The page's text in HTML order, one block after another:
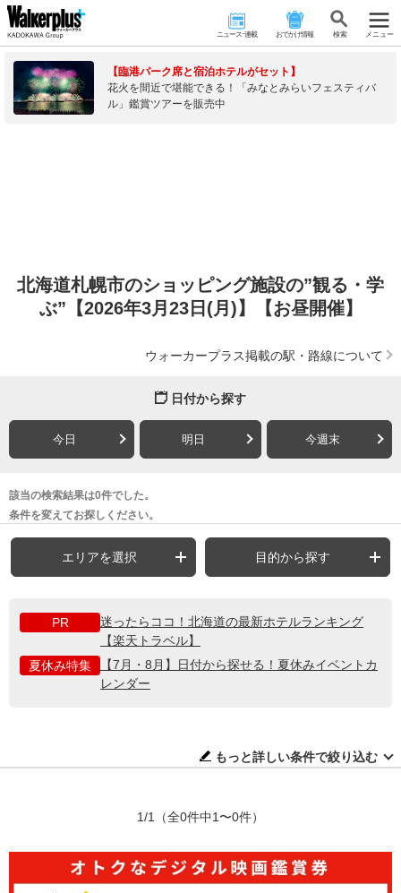
ニュース･連載 おでかけ情報 検 索 メニュー
【臨港パーク席と宿泊ホテルがセット】
花火を間近で堪能できる！「みなとみらいフェスティバ
ル」鑑賞ツアーを販売中
北海道札幌市のショッピング施設の”観る・学
ぶ”【2026年3月23日(月)】【お昼開催】
ウォーカープラス掲載の駅・路線について
日付から探す
今日 明日 今週末
該当の検索結果は0件でした。
条件を変えてお探しください。
エリアを選択 目的から探す
PR
迷ったらココ！北海道の最新ホテルランキング
【楽天トラベル】
夏休み特集
【7月・8月】日付から探せる！夏休みイベントカ
レンダー
もっと詳しい条件で絞り込む
1/1 （全0件中1〜0件）